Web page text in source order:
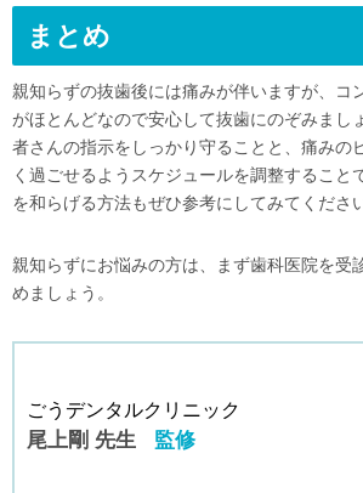
まとめ
親知らずの抜歯後には痛みが伴いますが、コ
がほとんどなので安心して抜歯にのぞみまし
者さんの指示をしっかり守ることと、痛みの
く過ごせるようスケジュールを調整すること
を和らげる方法もぜひ参考にしてみてください
親知らずにお悩みの方は、まず歯科医院を受
めましょう。
ごうデンタルクリニック
尾上剛 先生 監修